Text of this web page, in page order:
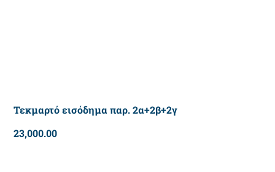
Τεκμαρτό εισόδημα παρ. 2α+2β+2γ
23,000.00